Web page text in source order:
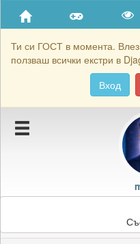
Ти си ГОСТ в момента. Влез
ползваш всички екстри в
Вход
Приятели
Хронология на игри
Подаръците на mario59
Картичките на mario59